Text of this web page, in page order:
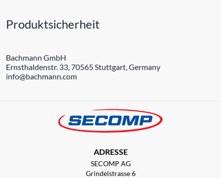
Produktsicherheit
Bachmann GmbH
Ernsthaldenstr. 33, 70565 Stuttgart, Germany
info@bachmann.com
ADRESSE
SECOMP AG
Grindelstrasse 6